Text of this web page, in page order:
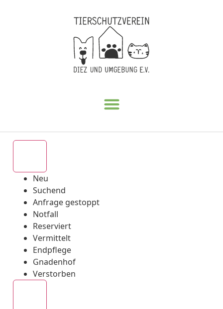
Neu
Suchend
Anfrage gestoppt
Notfall
Reserviert
Vermittelt
Endpflege
Gnadenhof
Verstorben